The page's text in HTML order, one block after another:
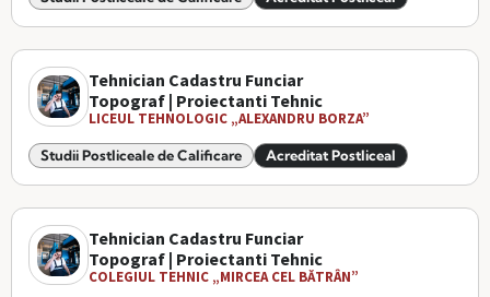
Tehnician Cadastru Funciar
Topograf | Proiectanti Tehnic
LICEUL TEHNOLOGIC „ALEXANDRU BORZA”
Studii Postliceale de Calificare Acreditat Postliceal
Tehnician Cadastru Funciar
Topograf | Proiectanti Tehnic
COLEGIUL TEHNIC „MIRCEA CEL BĂTRÂN”